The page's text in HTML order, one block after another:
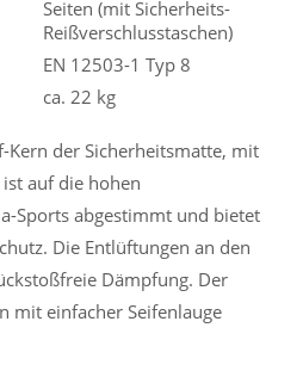
Seiten (mit Sicherheits-
Reißverschlusstaschen)
EN 12503-1 Typ 8
ca. 22 kg
Kern der Sicherheitsmatte, mit
auf die hohen
Sports abgestimmt und bietet
Die Entlüftungen an den
Dämpfung. Der
mit einfacher Seifenlauge